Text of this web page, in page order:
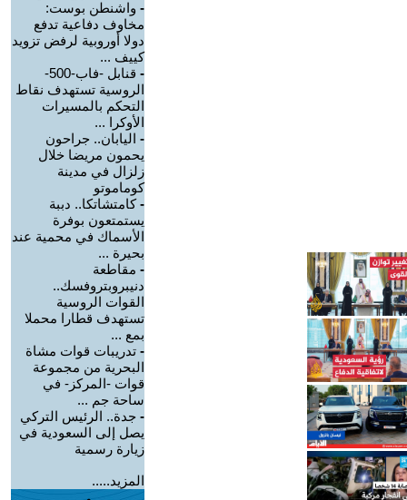
- واشنطن بوست:
مخاوف دفاعية تدفع
دولا أوروبية لرفض تزويد
كييف ...
-
قنابل -فاب-500-
الروسية تستهدف نقاط
التحكم بالمسيرات
الأوكرا ...
- اليابان.. جراحون
يحمون مريضا خلال
زلزال في مدينة
كوماموتو
-كامتشاتكا.. دببة
يستمتعون بوفرة
الأسماك في محمية عند
بحيرة ...
- مقاطعة
دنيبروبتروفسك..
القوات الروسية
تستهدف قطارا محملا
بمع ...
- تدريبات قوات مشاة
البحرية من مجموعة
قوات -المركز- في
ساحة جم ...
- جدة.. الرئيس التركي
يصل إلى السعودية في
زيارة رسمية
المزيد.....